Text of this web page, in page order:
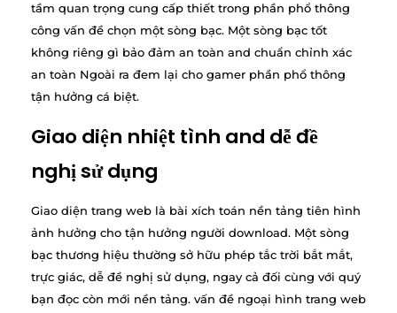
tầm quan trọng cung cấp thiết trong phần phổ thông
công vấn đề chọn một sòng bạc. Một sòng bạc tốt
không riêng gì bảo đảm an toàn and chuẩn chỉnh xác
an toàn Ngoài ra đem lại cho gamer phần phổ thông
tận hưởng cá biệt.
Giao diện nhiệt tình and dễ đề
nghị sử dụng
Giao diện trang web là bài xích toán nền tảng tiên hình
ảnh hưởng cho tận hưởng người download. Một sòng
bạc thương hiệu thường sở hữu phép tắc trời bắt mắt,
trực giác, dễ đề nghị sử dụng, ngay cả đối cùng với quý
bạn đọc còn mới nền tảng. vấn đề ngoại hình trang web